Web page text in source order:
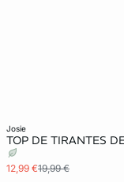
josie
TOP DE TIRANTES
12,99 €19,99 €